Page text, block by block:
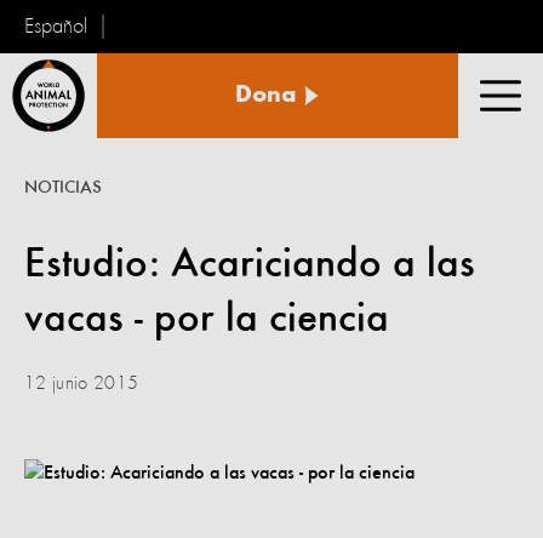
Español
Animal
Dona
Estudio: Acariciando a las
vacas - por la ciencia
NOTICIAS
12 junio 2015